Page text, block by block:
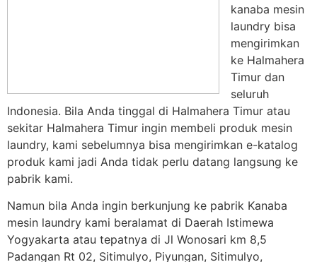
kanaba mesin
laundry bisa
mengirimkan
ke Halmahera
Timur dan
seluruh
Indonesia. Bila Anda tinggal di Halmahera Timur atau
sekitar Halmahera Timur ingin membeli produk mesin
laundry, kami sebelumnya bisa mengirimkan e-katalog
produk kami jadi Anda tidak perlu datang langsung ke
pabrik kami.
Namun bila Anda ingin berkunjung ke pabrik Kanaba
mesin laundry kami beralamat di Daerah Istimewa
Yogyakarta atau tepatnya di Jl Wonosari km 8,5
Padangan Rt 02, Sitimulyo, Piyungan, Sitimulyo,